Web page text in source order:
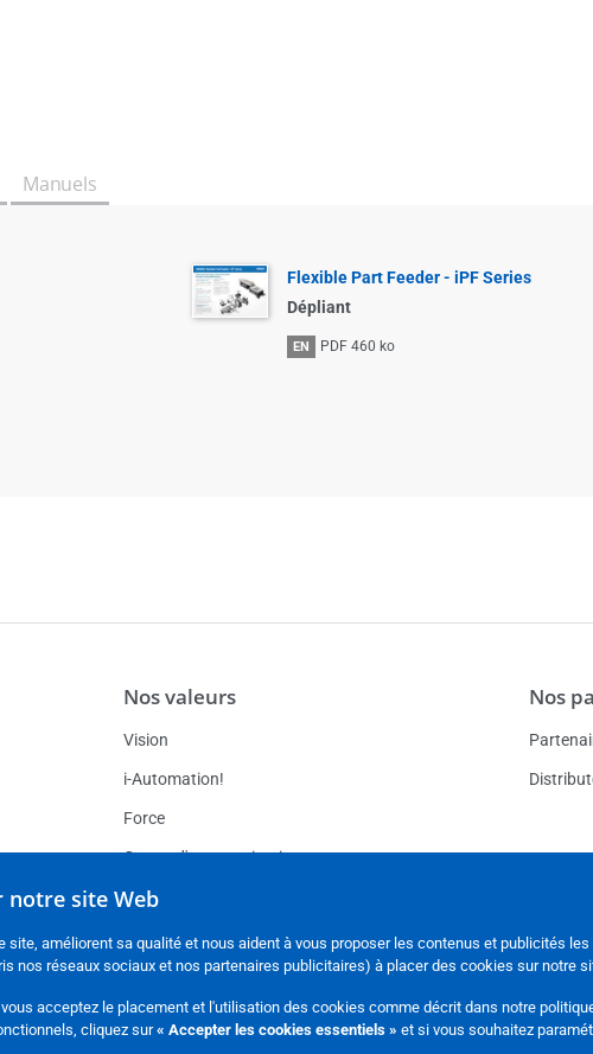
Manuels
Flexible Part Feeder - iPF Series
Dépliant
EN PDF 460 ko
Nos valeurs
Vision
i-Automation!
Force
Centre d'automatisation
Installations de production
Nos
Postes
notre site Web
site, améliorent sa qualité et nous aident à vous proposer les contenus et publicités
nos réseaux sociaux et nos partenaires publicitaires) à placer des cookies sur notre
vous acceptez le placement et l'utilisation des cookies comme décrit dans notre
cliquez sur« Accepter les cookies essentiels » et si vous souhaitez